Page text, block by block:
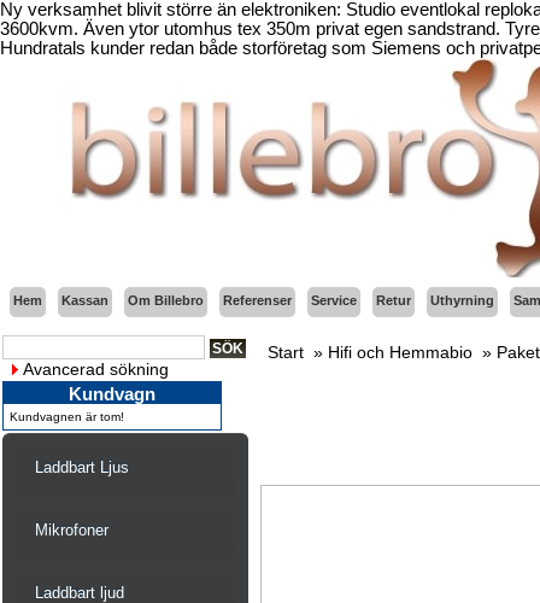
Ny verksamhet blivit större än elektroniken: Studio eventlokal
3600kvm. Även ytor utomhus tex 350m privat egen sandstrand.
Hundratals kunder redan både storföretag som Siemens och
Hem Kassan Om Billebro Referenser Service Retur Uthyrning
Avancerad sökning
Kundvagn
Kundvagnen är tom!
Laddbart Ljus
Mikrofoner
Laddbart ljud
Start » Hifi och Hemmabio »